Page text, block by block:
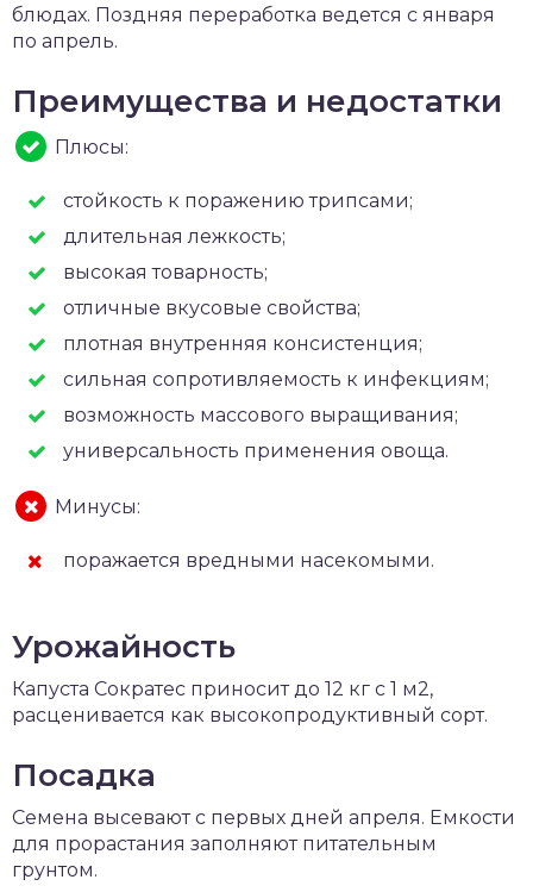
блюдах. Поздняя переработка ведется с января
по апрель.
Преимущества и недостатки
Плюсы:
стойкость к поражению трипсами;
длительная лежкость;
высокая товарность;
отличные вкусовые свойства;
плотная внутренняя консистенция;
сильная сопротивляемость к инфекциям;
возможность массового выращивания;
универсальность применения овоща.
Минусы:
поражается вредными насекомыми.
Урожайность
Капуста Сократес приносит до 12 кг с 1 м2,
расценивается как высокопродуктивный сорт.
Посадка
Семена высевают с первых дней апреля. Емкости
для прорастания заполняют питательным
грунтом.